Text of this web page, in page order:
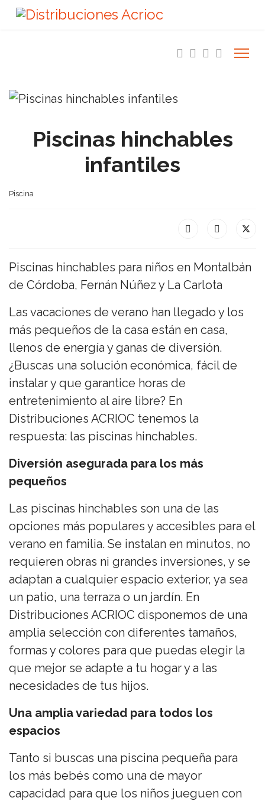
Piscinas hinchables
infantiles
Piscina
Piscinas hinchables para niños en Montalbán
de Córdoba, Fernán Núñez y La Carlota
Las vacaciones de verano han llegado y los
más pequeños de la casa están en casa,
llenos de energía y ganas de diversión.
¿Buscas una solución económica, fácil de
instalar y que garantice horas de
entretenimiento al aire libre? En
Distribuciones ACRIOC tenemos la
respuesta: las piscinas hinchables.
Diversión asegurada para los más
pequeños
Las piscinas hinchables son una de las
opciones más populares y accesibles para el
verano en familia. Se instalan en minutos, no
requieren obras ni grandes inversiones, y se
adaptan a cualquier espacio exterior, ya sea
un patio, una terraza o un jardín. En
Distribuciones ACRIOC disponemos de una
amplia selección con diferentes tamaños,
formas y colores para que puedas elegir la
que mejor se adapte a tu hogar y a las
necesidades de tus hijos.
Una amplia variedad para todos los
espacios
Tanto si buscas una piscina pequeña para
los más bebés como una de mayor
capacidad para que los niños jueguen con